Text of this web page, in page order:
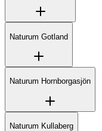
Naturum Gotland
Naturum Hornborgasjön
Naturum Kullaberg